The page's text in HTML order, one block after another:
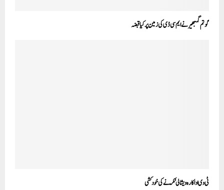
گوتم گمبھیر نے ایم سی ڈی کی زمین پر کیا قبضہ
ٹی وی اداکارہ ویشالی ٹکّر نے کی خودکشی